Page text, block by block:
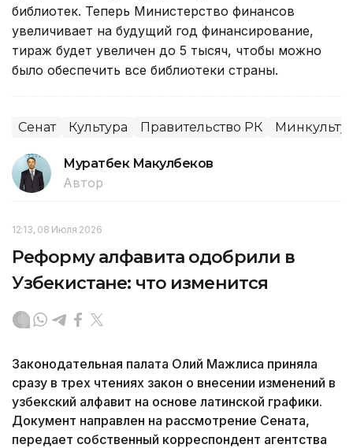
библиотек. Теперь Министерство финансов
увеличивает на будущий год финансирование,
тираж будет увеличен до 5 тысяч, чтобы можно
было обеспечить все библиотеки страны.
Сенат Культура Правительство РК
Муратбек Макулбеков
Автор
12:13, 08 Июля 2026
Реформу алфавита одобрили в
Узбекистане: что изменится
Законодательная палата Олий Мажлиса приняла
сразу в трех чтениях закон о внесении изменений в
узбекский алфавит на основе латинской графики.
Документ направлен на рассмотрение Сената,
передает собственный корреспондент агентства